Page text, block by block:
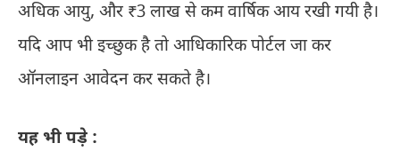
अधिक आयु, और ₹3 लाख से कम वार्षिक आय रखी गयी है।
यदि आप भी इच्छुक है तो आधिकारिक पोर्टल जा कर
ऑनलाइन आवेदन कर सकते है।
यह भी पड़े :